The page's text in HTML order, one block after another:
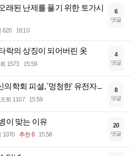
래된 난제를 풀기 위한 토가시
620 16:10
6
댓글
락의 상징이 되어버린 옷
1573 15:59
4
댓글
의학회 피셜, '멍청한' 유전자...
조회 1107 15:59
8
댓글
이 맞는 이유
1070 추천 6 15:58
20
댓글